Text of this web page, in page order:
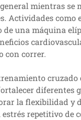
mientras se
Actividades como
de una máquina
con correr.
diferentes
la flexibilidad y
repetitivo de